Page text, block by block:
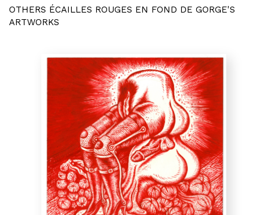
OTHERS ÉCAILLES ROUGES EN FOND DE GORGE'S
ARTWORKS